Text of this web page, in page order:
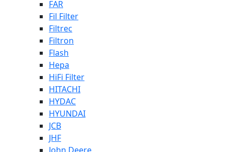
FAR
Fil Filter
Filtrec
Filtron
Flash
Hepa
HiFi Filter
HITACHI
HYDAC
HYUNDAI
JCB
JHF